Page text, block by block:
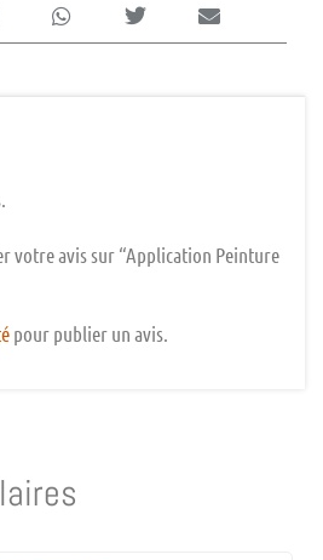
votre avis sur “Application Peinture
pour publier un avis.